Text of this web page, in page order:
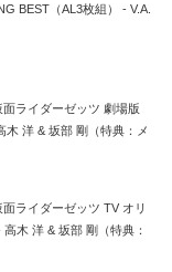
BEST（AL3枚組） - V.A.
面ライダーゼッツ 劇場版
木 洋 & 坂部 剛（特典：メ
ライダーゼッツ TV オリ
木 洋 & 坂部 剛（特典：